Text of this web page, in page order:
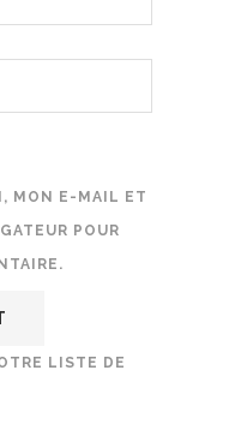
MON E-MAIL ET
POUR
LISTE DE